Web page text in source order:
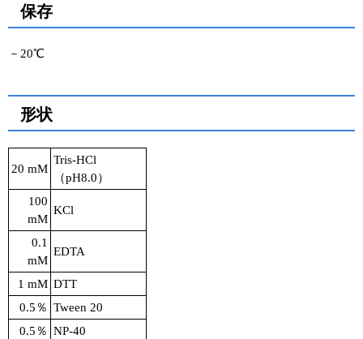
保存
－20℃
形状
20 mM
Tris-HCl
（pH8.0）
100
mM
KCl
0.1
mM
EDTA
1 mM DTT
0.5％ Tween 20
0.5％ NP-40